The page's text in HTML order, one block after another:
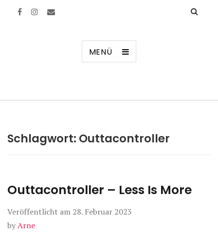
MENÜ
Schlagwort: Outtacontroller
Outtacontroller – Less Is More
Veröffentlicht am 28. Februar 2023
byArne